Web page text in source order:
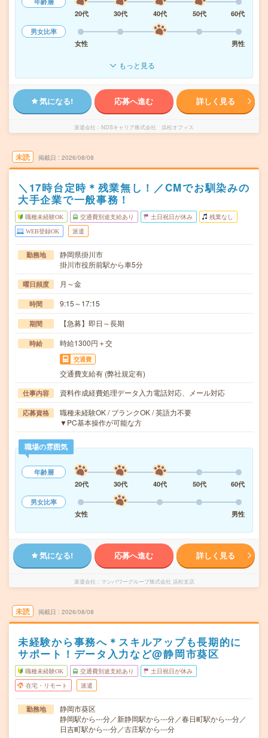
20代
30代 40代 50代
60代
男女比率
女性
男性
もっと見る
気になる! 応募へ進む 詳しく見る
派遣会社 NDSキャリア株式会社 浜松オフィス
未読 掲載日 2026/08/08
＼17時台定時＊残業無し！／CMでお馴染みの
大手企業で一般事務！
職種未経験OK 交通費別途支給あり 土日祝日が休み 残業なし
WEB登録OK 派遣
勤務地
静岡県掛川市
掛川市役所前駅から車5分
曜日頻度 月～金
時間 9:15～17:15
期間 【急募】即日～長期
時給 時給1300円＋交
交通費
交通費支給有 (弊社規定有)
仕事内容 資料作成経費処理データ入力電話対応、メール対応
応募資格
職種未経験OK / ブランクOK / 英語力不要
▼PC基本操作が可能な方
職場の雰囲気
年齢層
20代
30代 40代 50代
60代
男女比率
女性
男性
気になる! 応募へ進む 詳しく見る
派遣会社 マンパワーグループ株式会社 浜松支店
未読 掲載日 2026/08/08
未経験から事務へ＊スキルアップも長期的に
サポート！データ入力など@静岡市葵区
職種未経験OK 交通費別途支給あり 土日祝日が休み
在宅・リモート 派遣
勤務地
静岡市葵区
静岡駅から---分／新静岡駅から---分／春日町駅から---分／
日吉町駅から---分／古庄駅から---分